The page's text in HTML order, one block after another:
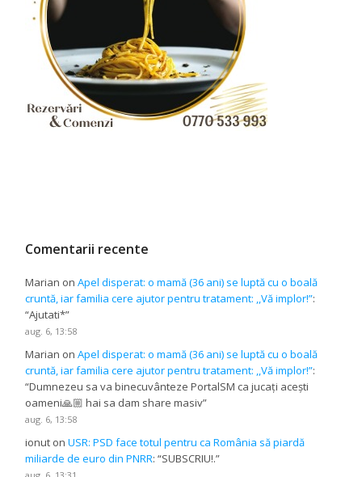
Comentarii recente
Marian onApel disperat: o mamă (36 ani) se luptă cu o boală
cruntă, iar familia cere ajutor pentru tratament: ,,Vă implor!”:
“Ajutati*”
aug. 6, 13:58
Marian onApel disperat: o mamă (36 ani) se luptă cu o boală
cruntă, iar familia cere ajutor pentru tratament: ,,Vă implor!”:
“Dumnezeu sa va binecuvânteze PortalSM ca jucați acești
oameni🙏🏼 hai sa dam share masiv”
aug. 6, 13:58
ionut onUSR: PSD face totul pentru ca România să piardă
miliarde de euro din PNRR: “SUBSCRIU!.”